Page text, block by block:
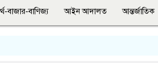
বাজার-বাণিজ্য আইন আদালত আন্তর্জাতিক